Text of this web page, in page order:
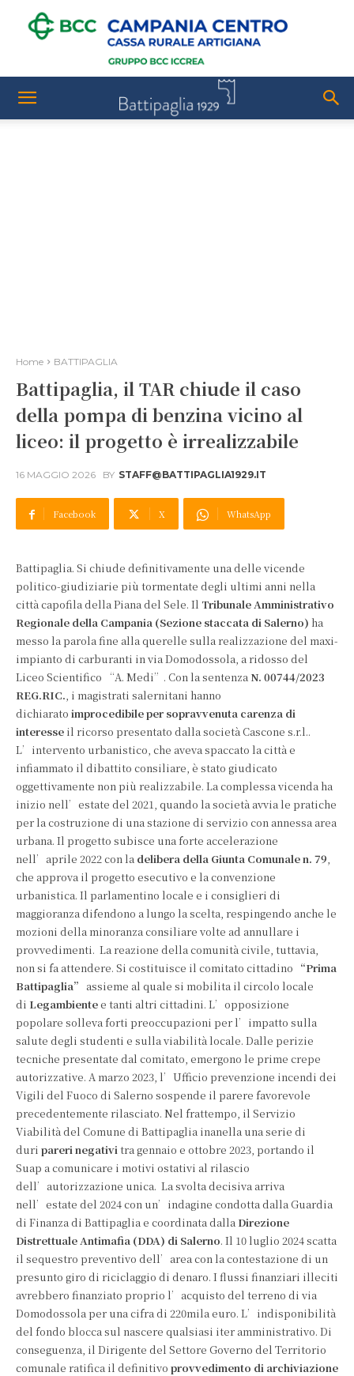
Home BATTIPAGLIA
Battipaglia, il TAR chiude il caso
della pompa di benzina vicino al
liceo: il progetto è irrealizzabile
16 MAGGIO 2026 BY STAFF@BATTIPAGLIA1929.IT
Facebook X WhatsApp
Battipaglia. Si chiude definitivamente una delle vicende
politico-giudiziarie più tormentate degli ultimi anni nella
città capofila della Piana del Sele. Il Tribunale Amministrativo
Regionale della Campania (Sezione staccata di Salerno) ha
messo la parola fine alla querelle sulla realizzazione del maxi-
impianto di carburanti in via Domodossola, a ridosso del
Liceo Scientifico “A. Medi”. Con la sentenza N. 00744/2023
REG.RIC., i magistrati salernitani hanno
dichiarato improcedibile per sopravvenuta carenza di
interesse il ricorso presentato dalla società Cascone s.r.l..
L’intervento urbanistico, che aveva spaccato la città e
infiammato il dibattito consiliare, è stato giudicato
oggettivamente non più realizzabile. La complessa vicenda ha
inizio nell’estate del 2021, quando la società avvia le pratiche
per la costruzione di una stazione di servizio con annessa area
urbana. Il progetto subisce una forte accelerazione
nell’aprile 2022 con la delibera della Giunta Comunale n. 79,
che approva il progetto esecutivo e la convenzione
urbanistica. Il parlamentino locale e i consiglieri di
maggioranza difendono a lungo la scelta, respingendo anche le
mozioni della minoranza consiliare volte ad annullare i
provvedimenti. La reazione della comunità civile, tuttavia,
non si fa attendere. Si costituisce il comitato cittadino “Prima
Battipaglia” assieme al quale si mobilita il circolo locale
di Legambientee tanti altri cittadini. L’opposizione
popolare solleva forti preoccupazioni per l’impatto sulla
salute degli studenti e sulla viabilità locale. Dalle perizie
tecniche presentate dal comitato, emergono le prime crepe
autorizzative. A marzo 2023, l’Ufficio prevenzione incendi dei
Vigili del Fuoco di Salerno sospende il parere favorevole
precedentemente rilasciato. Nel frattempo, il Servizio
Viabilità del Comune di Battipaglia inanella una serie di
duri pareri negativitra gennaio e ottobre 2023, portando il
Suap a comunicare i motivi ostativi al rilascio
dell’autorizzazione unica. La svolta decisiva arriva
nell’estate del 2024 con un’indagine condotta dalla Guardia
di Finanza di Battipaglia e coordinata dalla Direzione
Distrettuale Antimafia (DDA) di Salerno. Il 10 luglio 2024 scatta
il sequestro preventivo dell’area con la contestazione di un
presunto giro di riciclaggio di denaro. I flussi finanziari illeciti
avrebbero finanziato proprio l’acquisto del terreno di via
Domodossola per una cifra di 220mila euro. L’indisponibilità
del fondo blocca sul nascere qualsiasi iter amministrativo. Di
conseguenza, il Dirigente del Settore Governo del Territorio
comunale ratifica il definitivo provvedimento di archiviazione